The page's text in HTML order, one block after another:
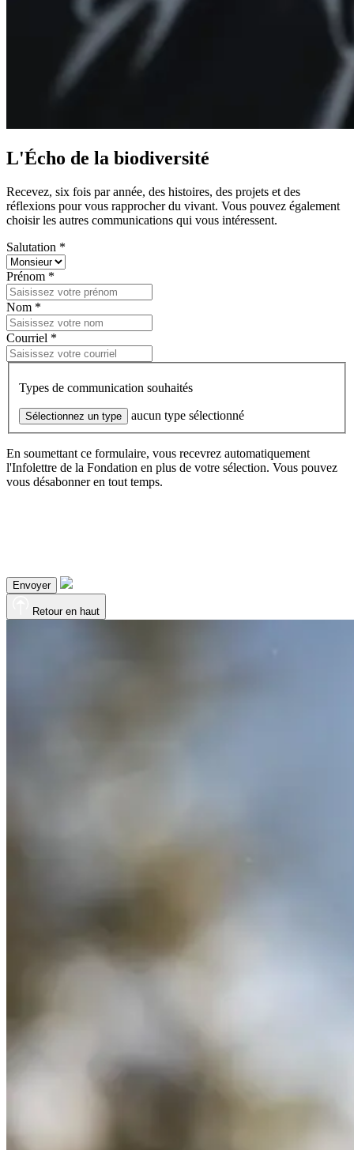
L'Écho de la biodiversité
Recevez, six fois par année, des histoires, des projets et des
réflexions pour vous rapprocher du vivant. Vous pouvez également
choisir les autres communications qui vous intéressent.
Salutation *
Prénom *
Nom *
Courriel *
Types de communication souhaités
Sélectionnez un type aucun type sélectionné
En soumettant ce formulaire, vous recevrez automatiquement
l'Infolettre de la Fondation en plus de votre sélection. Vous pouvez
vous désabonner en tout temps.
Envoyer
Retour en haut